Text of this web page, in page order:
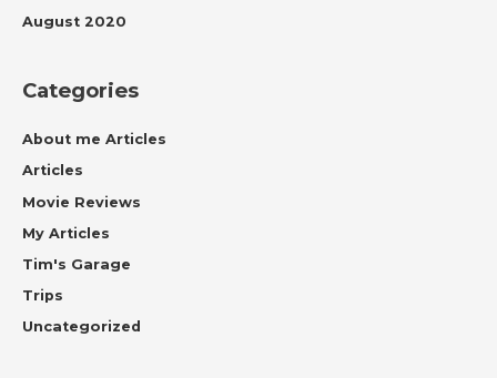
August 2020
Categories
About me Articles
Articles
Movie Reviews
My Articles
Tim's Garage
Trips
Uncategorized